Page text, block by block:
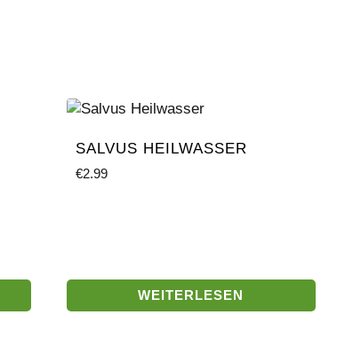
SALVUS HEILWASSER
€2.99
WEITERLESEN